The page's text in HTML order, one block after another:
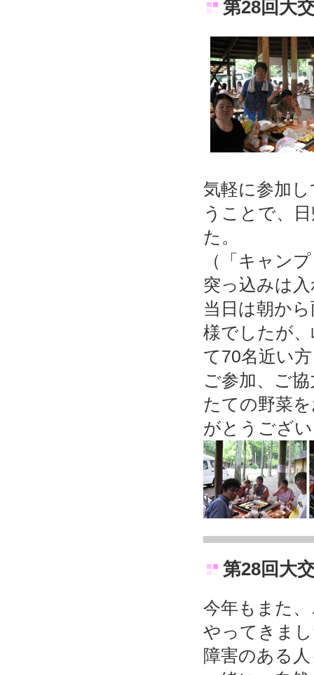
第28回大
気軽に参加
うことで、
た。
（「キャン
突っ込みは
当日は朝か
様でしたが
て70名近い
ご参加、ご
たての野菜
がとうござ
第28回大
今年もまた
やってきま
障害のある